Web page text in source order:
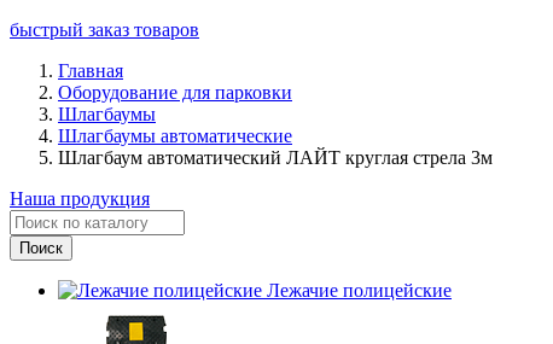
быстрый заказ товаров
Главная
Оборудование для парковки
Шлагбаумы
Шлагбаумы автоматические
Шлагбаум автоматический ЛАЙТ круглая стрела 3м
Наша продукция
Лежачие полицейские